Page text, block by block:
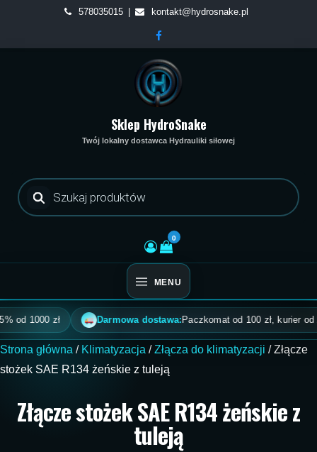
content
578035015 kontakt@hydrosnake.pl
Sklep HydroSnake
Twój lokalny dostawca Hydrauliki siłowej
Wyszukiwarka
produktów
0
MENU
od 1000 zł Darmowa dostawa:Paczkomat od 100 zł, kurier od
Strona główna / Klimatyzacja /Złącza do klimatyzacji / Złącze
stożek SAE R134 żeńskie z tuleją
Złącze stożek SAE R134 żeńskie z
tuleją